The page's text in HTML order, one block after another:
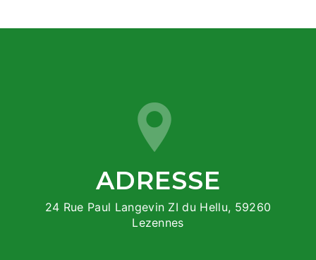
ADRESSE
24 Rue Paul Langevin ZI du Hellu, 59260
Lezennes